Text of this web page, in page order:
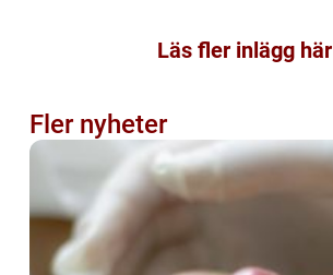
Läs fler inlägg här
Fler nyheter